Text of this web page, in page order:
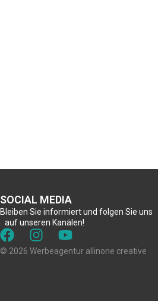
SOCIAL MEDIA
Bleiben Sie informiert und folgen Sie uns
auf unseren Kanälen!
© 2026 Werbeagentur allinone creative